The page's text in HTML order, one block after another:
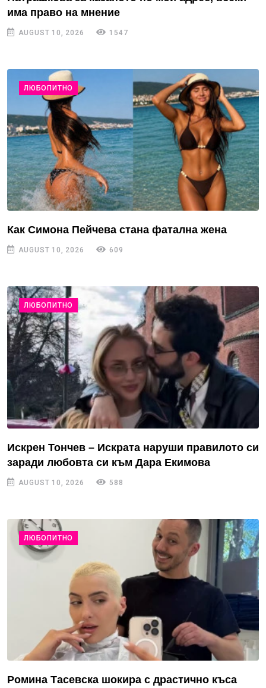
има право на мнение
AUGUST 10, 2026 1547
ЛЮБОПИТНО
Как Симона Пейчева стана фатална жена
AUGUST 10, 2026 609
ЛЮБОПИТНО
Искрен Тончев – Искрата наруши правилото си
заради любовта си към Дара Екимова
AUGUST 10, 2026 588
ЛЮБОПИТНО
Ромина Тасевска шокира с драстично къса